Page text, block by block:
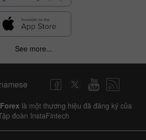
See more...
là một thương hiệu đã đăng ký của
đoàn InstaFintech